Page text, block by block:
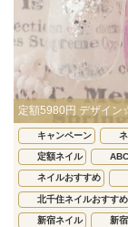
定額5980円 デザイ
キャンペーン
定額ネイル ABC
ネイルおすすめ
北千住ネイルおすすめ
新宿ネイル 新